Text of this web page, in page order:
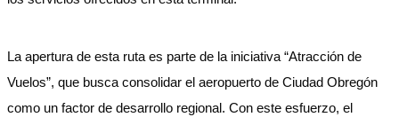
La apertura de esta ruta es parte de la iniciativa “Atracción de
Vuelos”, que busca consolidar el aeropuerto de Ciudad Obregón
como un factor de desarrollo regional. Con este esfuerzo, el